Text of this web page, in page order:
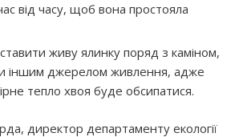
від часу, щоб вона простояла
живу ялинку поряд з каміном,
іншим джерелом живлення, адже
тепло хвоя буде обсипатися.
директор департаменту екології